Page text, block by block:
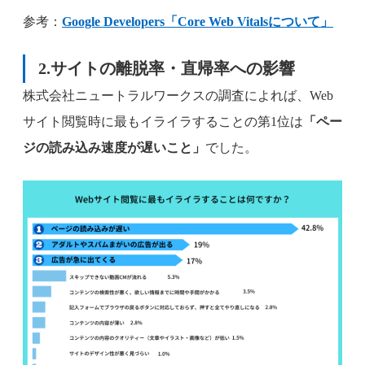
参考： Google Developers「Core Web Vitalsについて」
2.サイトの離脱率・直帰率への影響
株式会社ニュートラルワークスの調査によれば、Web
サイト閲覧時に最もイライラすることの第1位は 「ペー
ジの読み込み速度が遅いこと」 でした。